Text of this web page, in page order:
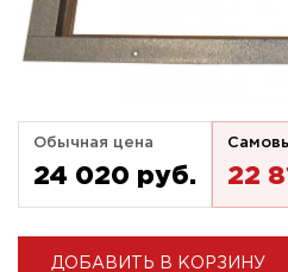
Обычная цена
24 020 pуб. 22
ДОБАВИТЬ В КОРЗИНУ